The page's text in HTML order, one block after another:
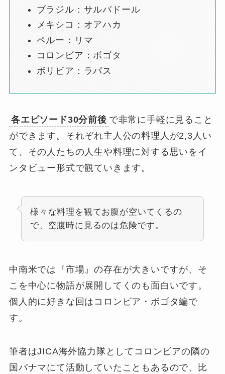
ブラジル：サルバドール
メキシコ：オアハカ
ペルー：リマ
コロンビア：ボゴタ
ボリビア：ラパス
各エピソード30分前後 で非常に手軽に見ること
ができます。それぞれ主人公の料理人が2,3人い
て、その人たちの人生や料理に対する思いをイ
ンタビュー形式で観ていきます。
様々な料理を観てお腹が空いてくるの
で、空腹時に見るのは危険です。
中南米では『市場』の存在が大きいですが、そ
こを中心に物語が展開してくのも面白いです。
個人的に好きな回はコロンビア・ボゴタ編で
す。
筆者はJICA海外協力隊としてコロンビアの隣の
国パナマにて活動していたこともあるので、比